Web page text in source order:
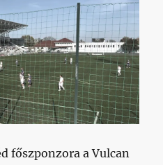
főszponzora a Vulcan